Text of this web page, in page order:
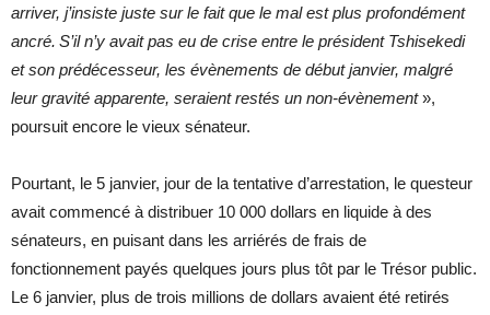
arriver, j’insiste juste sur le fait que le mal est plus profondément
ancré. S’il n’y avait pas eu de crise entre le président Tshisekedi
et son prédécesseur, les évènements de début janvier, malgré
leur gravité apparente, seraient restés un non-évènement»,
poursuit encore le vieux sénateur.
Pourtant, le 5 janvier, jour de la tentative d’arrestation, le questeur
avait commencé à distribuer 10 000 dollars en liquide à des
sénateurs, en puisant dans les arriérés de frais de
fonctionnement payés quelques jours plus tôt par le Trésor public.
Le 6 janvier, plus de trois millions de dollars avaient été retirés